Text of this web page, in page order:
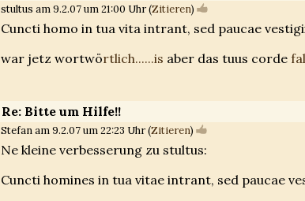
stultus am 9.2.07 um 21:00 Uhr (Zitieren)
Cuncti homo in tua vita intrant, sed paucae
war jetz wortwörtlich......is aber das tuus corde
Re: Bitte um Hilfe!!
Stefan am 9.2.07 um 22:23 Uhr (Zitieren)
Ne kleine verbesserung zu stultus:
Cuncti homines in tua vitae intrant, sed paucae